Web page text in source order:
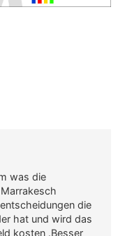
was die
die
hat und wird das
kosten .Besser